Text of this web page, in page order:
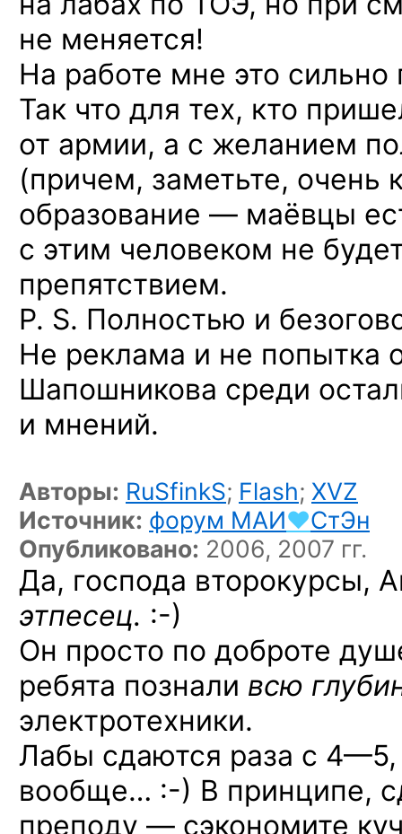
не меняется!
На работе мне это сильно
Так что для тех, кто
от армии, а с желанием
(причем, заметьте, очень
образование — маёвцы
с этим человеком не
препятствием.
P. S. Полностью и
Не реклама и не попытка
Шапошникова среди
и мнений.
Авторы: RuSfinkS; Flash; XVZ
Источник: форум МАИ♥СтЭн
Опубликовано: 2006, 2007 гг.
Да, господа второкурсы,
этпесец. :-)
Он просто по доброте
ребята познали всю
электротехники.
Лабы сдаются раза с 4—5,
вообще… :-) В принципе,
преподу — сэкономите